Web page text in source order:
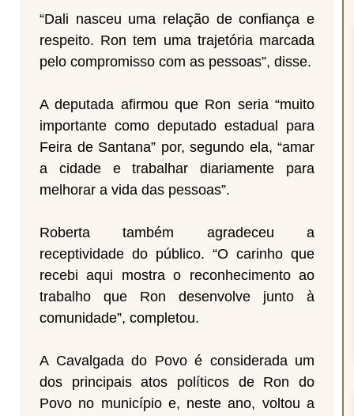
“Dali nasceu uma relação de confiança e
respeito. Ron tem uma trajetória marcada
pelo compromisso com as pessoas”, disse.
A deputada afirmou que Ron seria “muito
importante como deputado estadual para
Feira de Santana” por, segundo ela, “amar
a cidade e trabalhar diariamente para
melhorar a vida das pessoas”.
Roberta também agradeceu a
receptividade do público. “O carinho que
recebi aqui mostra o reconhecimento ao
trabalho que Ron desenvolve junto à
comunidade”, completou.
A Cavalgada do Povo é considerada um
dos principais atos políticos de Ron do
Povo no município e, neste ano, voltou a